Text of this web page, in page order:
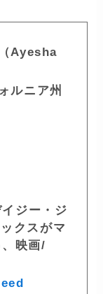
Ayesha
ルニア州
イジー・ジ
クスがマ
映画/